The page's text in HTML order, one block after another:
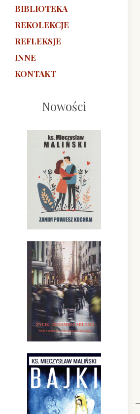
BIBLIOTEKA
REKOLEKCJE
REFLEKSJE
INNE
KONTAKT
Nowości